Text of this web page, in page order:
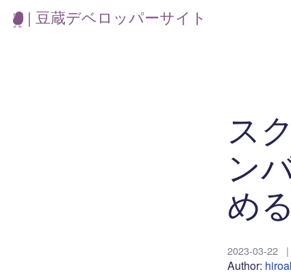
| 豆蔵デベロッパーサイト
ス
ン
め
2023-03-22 |
Author: